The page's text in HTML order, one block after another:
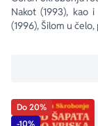
Nakot (1993), kao
(1996), Šilom u
Do 20%
-10%